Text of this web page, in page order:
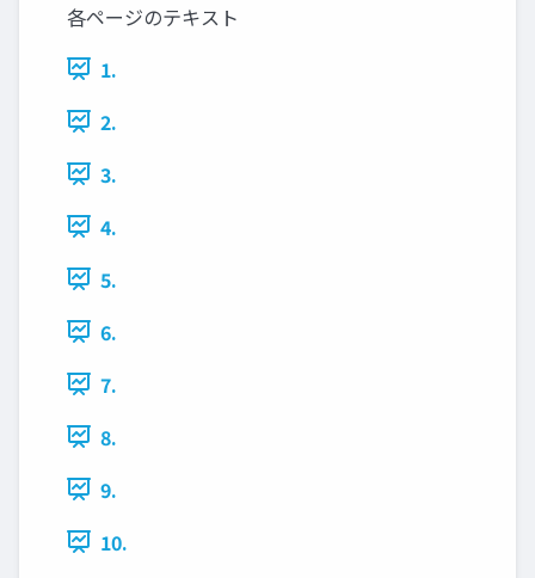
各ページのテキスト
1.
2.
3.
4.
5.
6.
7.
8.
9.
10.